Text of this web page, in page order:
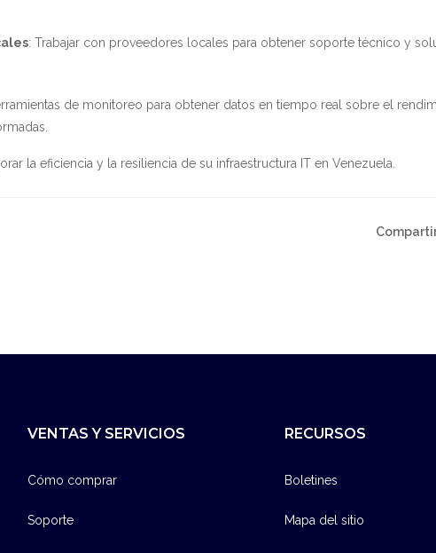
: Trabajar con proveedores locales para obtener soporte técnico y
de monitoreo para obtener datos en tiempo real sobre el
la eficiencia y la resiliencia de su infraestructura IT en Venezuela.
VENTAS Y SERVICIOS
Cómo comprar
Soporte
RECURSOS
Boletines
Mapa del sitio